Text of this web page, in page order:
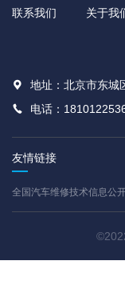
联系我们 关于我
地址：北京市东城
电话：
友情链接
全国汽车维修技术信息公